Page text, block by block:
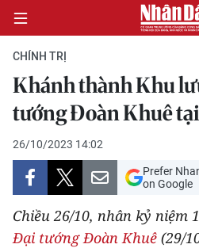
CHÍNH TRỊ
KINH TẾ
VĂN HÓA
XÃ HỘI
CHÍNH TRỊ
Khánh thành Khu
tướng Đoàn Khuê
26/10/2023 14:02
Prefer
on Google
Chiều 26/10, nhân kỷ niệm
Đại tướng Đoàn Khuê (29/